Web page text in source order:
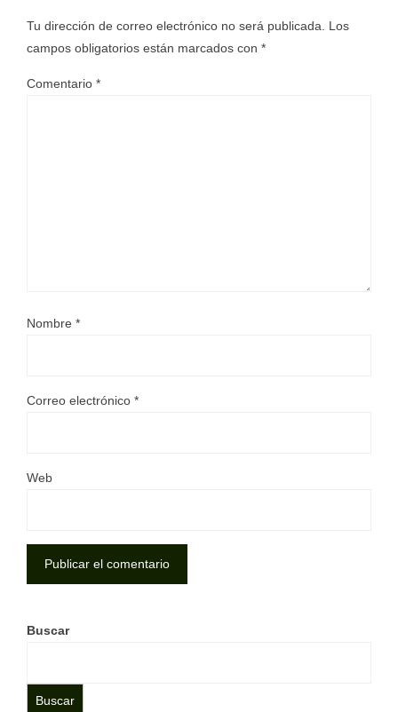
Tu dirección de correo electrónico no será publicada. Los
campos obligatorios están marcados con *
Comentario *
Nombre *
Correo electrónico *
Web
Buscar
Buscar